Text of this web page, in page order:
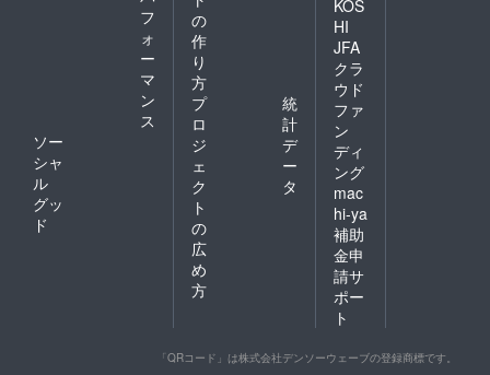
フ
ォ
ー
マ
ン
ス
ソー
シャ
ル
グッ
ド
の
作
り
方
プ
ロ
ジ
ェ
ク
ト
の
広
め
方
統
計
デ
ー
タ
KOS
HI
JFA
クラ
ウド
ファ
ン
ディ
ング
mac
hi-ya
補助
金申
請サ
ポー
ト
「QRコード」は株式会社デンソーウェーブの登録商標です。